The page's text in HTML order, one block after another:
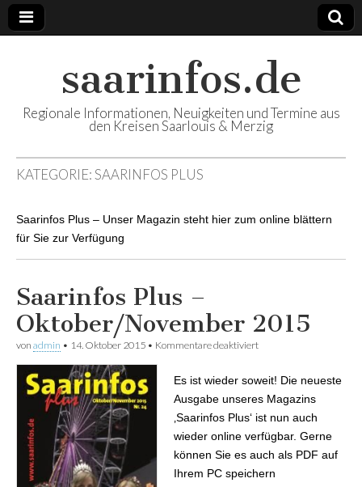
saarinfos.de
Regionale Informationen, Neuigkeiten und Termine aus
den Kreisen Saarlouis & Merzig
KATEGORIE:SAARINFOS PLUS
Saarinfos Plus – Unser Magazin steht hier zum online blättern
für Sie zur Verfügung
Saarinfos Plus –
Oktober/November 2015
von admin • 14. Oktober 2015 • Kommentare deaktiviert
Es ist wieder soweit! Die neueste
Ausgabe unseres Magazins
‚Saarinfos Plus‘ ist nun auch
wieder online verfügbar. Gerne
können Sie es auch als PDF auf
Ihrem PC speichern